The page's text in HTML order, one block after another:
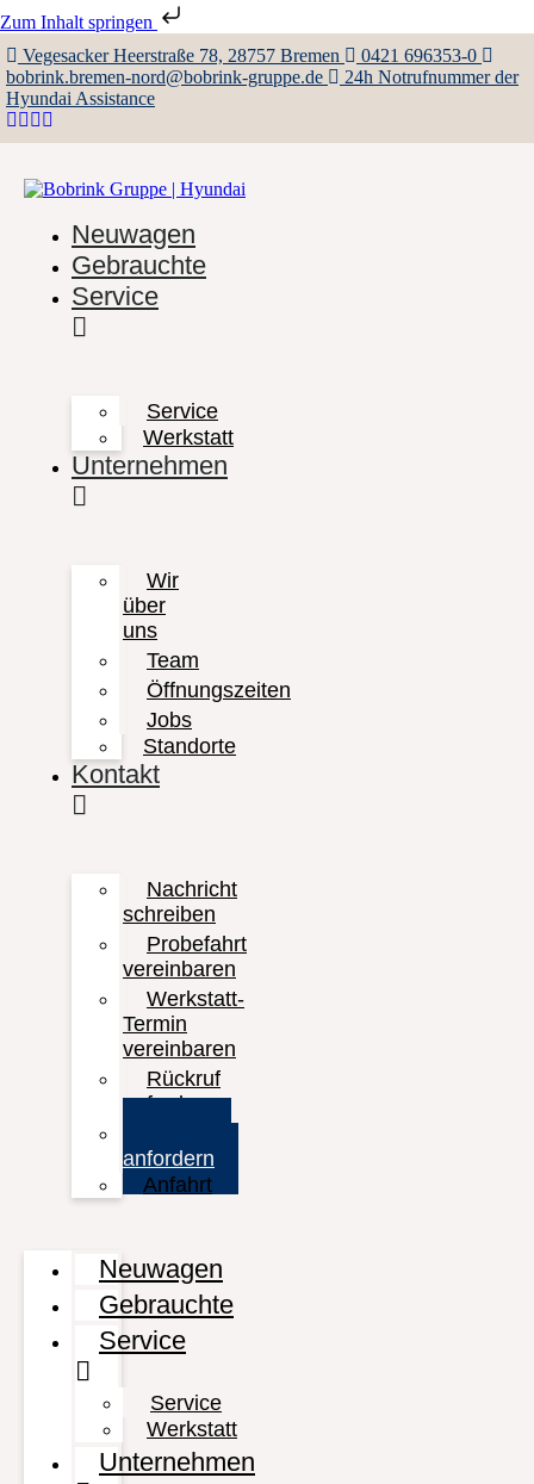
Zum Inhalt springen
Vegesacker Heerstraße 78, 28757 Bremen
0421 696353-0
bobrink.bremen-nord@bobrink-gruppe.de
24h Notrufnummer der
Hyundai Assistance
Neuwagen
Gebrauchte
Service
Service
Werkstatt
Unternehmen
Wir
über
uns
Team
Öffnungszeiten
Jobs
Standorte
Kontakt
Nachricht
schreiben
Probefahrt
vereinbaren
Werkstatt-
Termin
vereinbaren
Rückruf
anfordern
anfordern
Anfahrt
Neuwagen
Gebrauchte
Service
Service
Werkstatt
Unternehmen